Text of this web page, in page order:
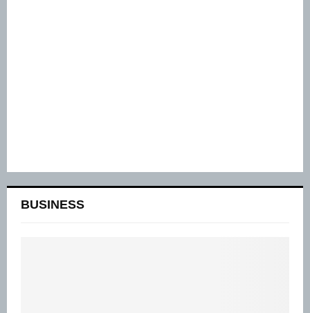
BUSINESS